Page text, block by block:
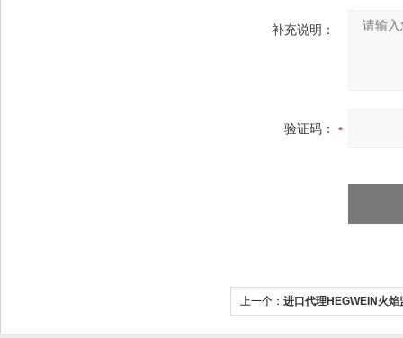
补充说明：
验证码：
上一个： 进口代理HEGWEIN火